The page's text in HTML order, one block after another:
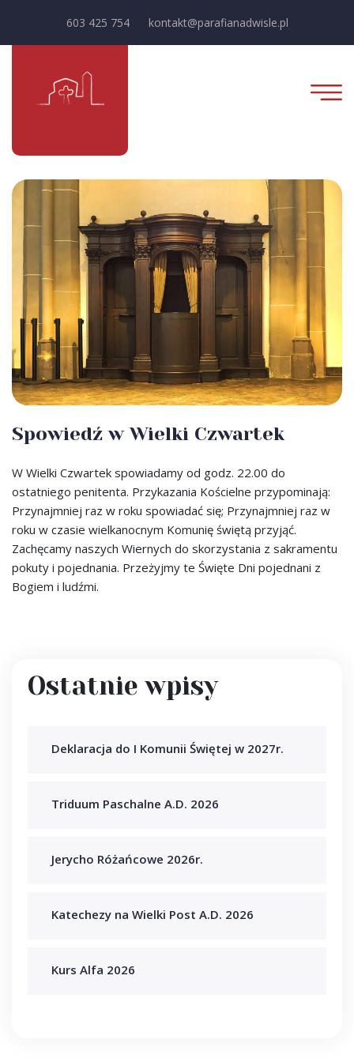
603 425 754 kontakt@parafianadwisle.pl
Spowiedź w Wielki Czwartek
W Wielki Czwartek spowiadamy od godz. 22.00 do
ostatniego penitenta. Przykazania Kościelne przypominają:
Przynajmniej raz w roku spowiadać się; Przynajmniej raz w
roku w czasie wielkanocnym Komunię świętą przyjąć.
Zachęcamy naszych Wiernych do skorzystania z sakramentu
pokuty i pojednania. Przeżyjmy te Święte Dni pojednani z
Bogiem i ludźmi.
Ostatnie wpisy
Deklaracja do I Komunii Świętej w 2027r.
Triduum Paschalne A.D. 2026
Jerycho Różańcowe 2026r.
Katechezy na Wielki Post A.D. 2026
Kurs Alfa 2026